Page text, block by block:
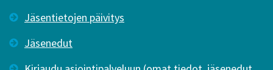
Jäsentietojen päivitys
Jäsenedut